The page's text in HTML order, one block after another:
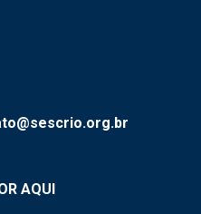
AQUI